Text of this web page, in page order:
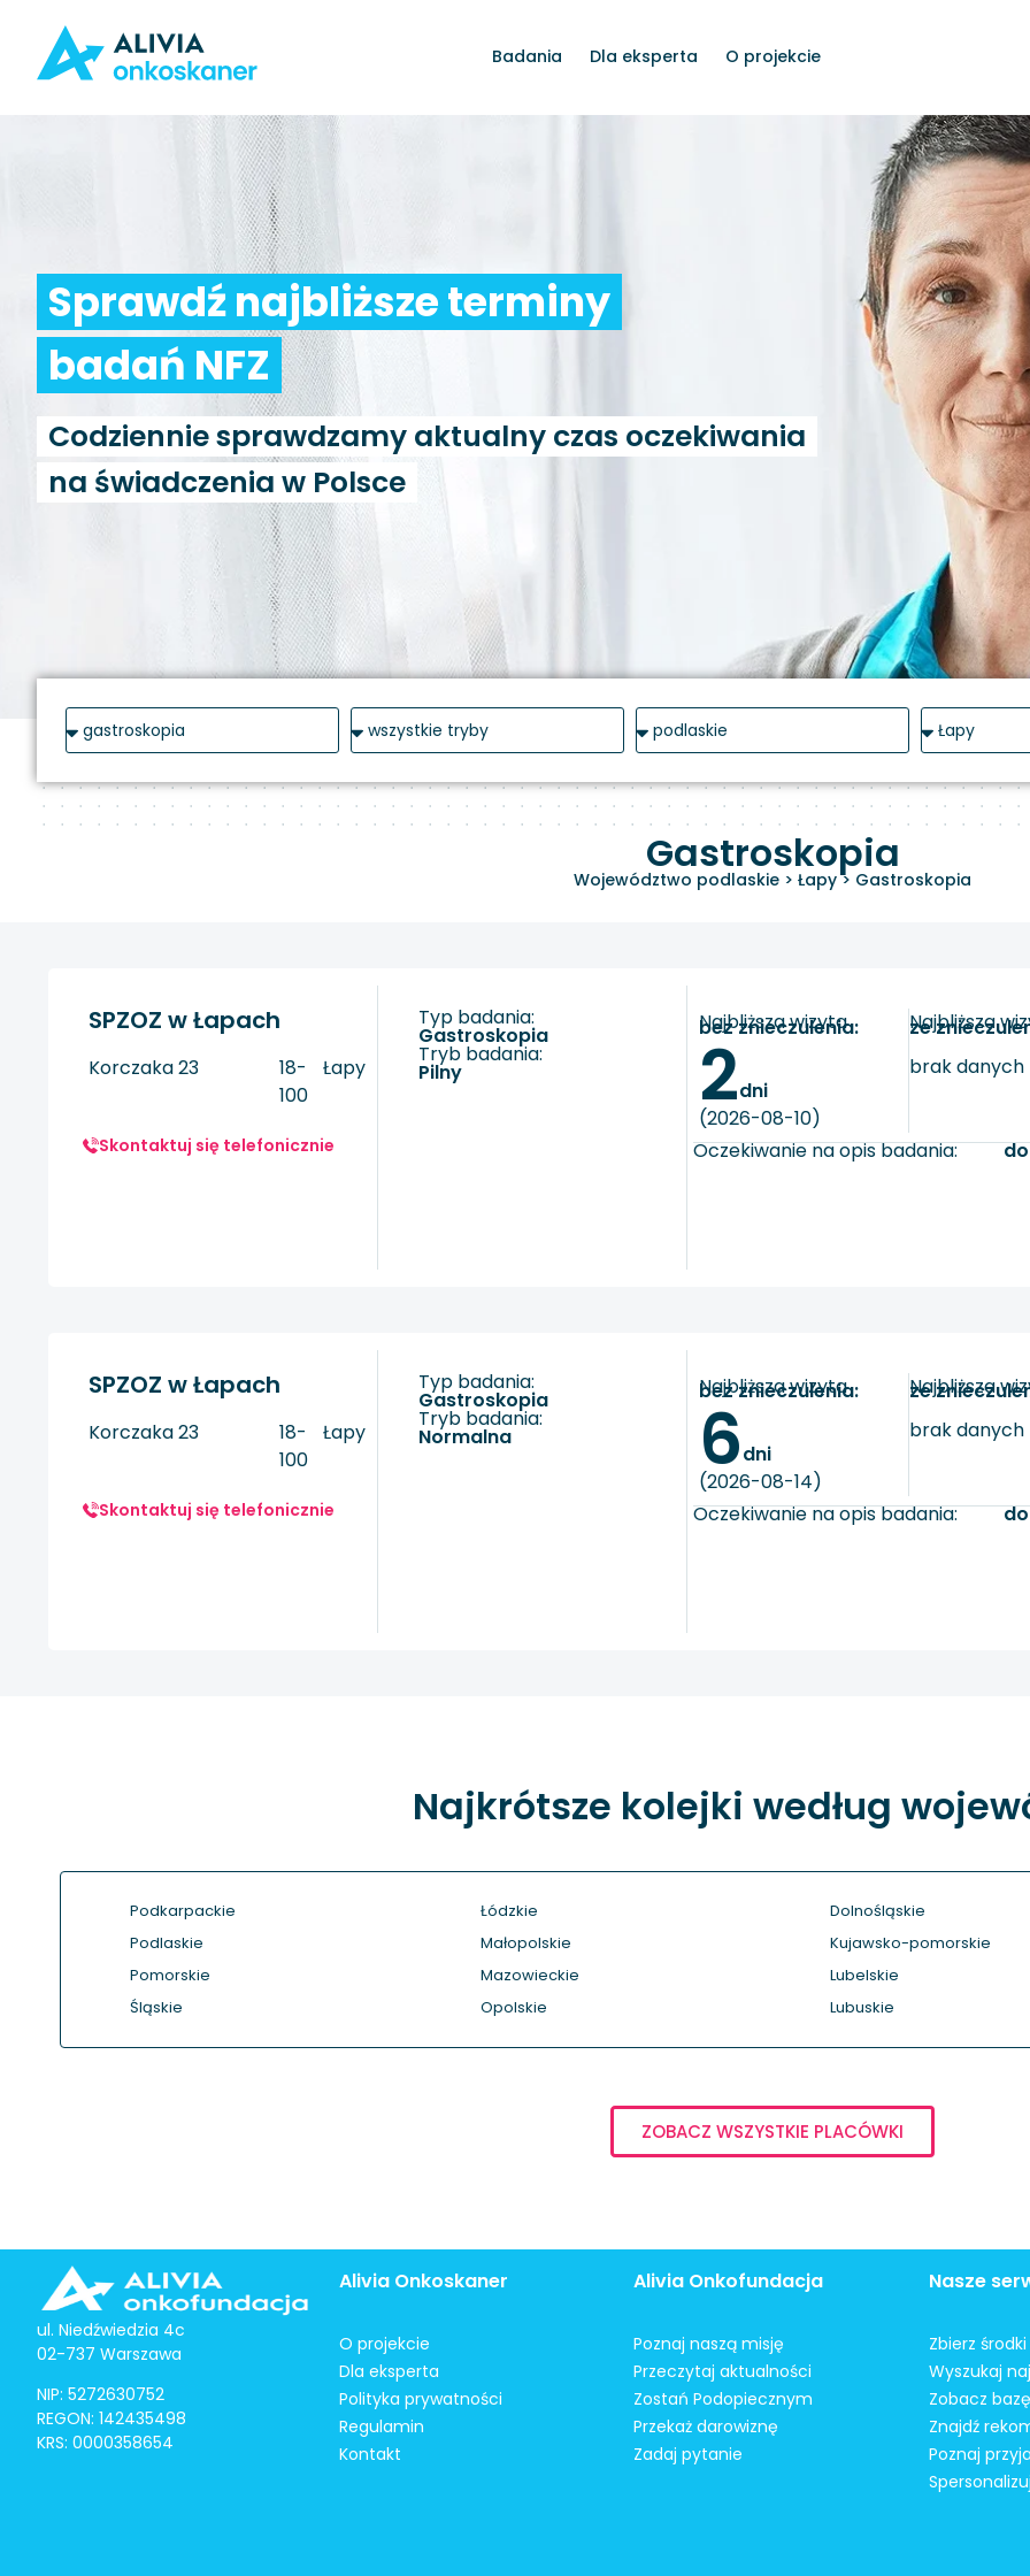
Badania Dla eksperta O projekcie
Sprawdź najbliższe terminy
badań NFZ
Codziennie sprawdzamy aktualny czas oczekiwania
na świadczenia w Polsce
Gastroskopia
Województwo podlaskie > Łapy> Gastroskopia
SPZOZ w Łapach
Korczaka 23
18-
100
Łapy
Skontaktuj się telefonicznie
Typ badania:
gastroskopia
Tryb badania:
Pilny
Najbliższa wizyta
bez znieczulenia:
2dni
(2026-08-10)
Najbliższa
ze
brak danych
Oczekiwanie na opis badania:
SPZOZ w Łapach
Korczaka 23
18-
100
Łapy
Skontaktuj się telefonicznie
Typ badania:
gastroskopia
Tryb badania:
Normalna
Najbliższa wizyta
bez znieczulenia:
6dni
(2026-08-14)
Najbliższa
ze
brak danych
Oczekiwanie na opis badania:
Najkrótsze kolejki według
Podkarpackie
Podlaskie
Pomorskie
Śląskie
Łódzkie
Małopolskie
Mazowieckie
Opolskie
Dolnośląskie
Kujawsko-pomorskie
Lubelskie
Lubuskie
ZOBACZ WSZYSTKIE PLACÓWKI
ul. Niedźwiedzia 4c
02-737 Warszawa
NIP: 5272630752
REGON: 142435498
KRS: 0000358654
Alivia Onkoskaner
O projekcie
Dla eksperta
Polityka prywatności
Regulamin
Kontakt
Alivia Onkofundacja
Poznaj naszą misję
Przeczytaj aktualności
Zostań Podopiecznym
Przekaż darowiznę
Zadaj pytanie
Nasze
Zbierz
Wyszukaj
Zobacz
Znajdź
Poznaj